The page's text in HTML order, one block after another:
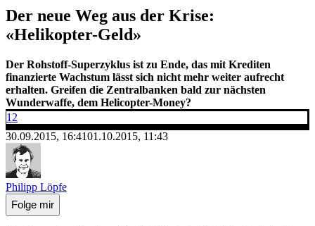
Der neue Weg aus der Krise:
«Helikopter-Geld»
Der Rohstoff-Superzyklus ist zu Ende, das mit Krediten
finanzierte Wachstum lässt sich nicht mehr weiter aufrecht
erhalten. Greifen die Zentralbanken bald zur nächsten
Wunderwaffe, dem Helicopter-Money?
12
30.09.2015, 16:4101.10.2015, 11:43
Philipp Löpfe
Folge mir